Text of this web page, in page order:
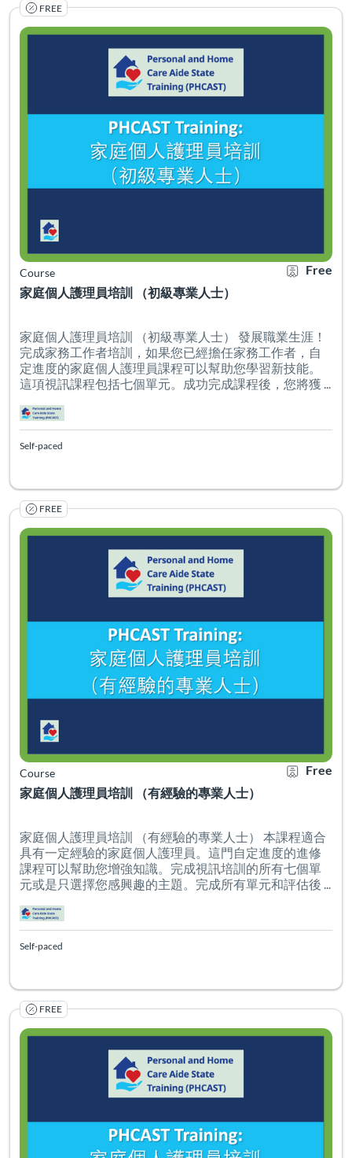
FREE
家庭個人護理員培訓 （初級專業人士）
Course
Certificate
Listing
Free
家庭個人護理員培訓 （初級專業人士） 發展職業生涯！完
家庭個人護理員培訓 （初級專業人士） 發展職業生涯！
完成家務工作者培訓，如果您已經擔任家務工作者，自
定進度的家庭個人護理員課程可以幫助您學習新技能。
這項視訊課程包括七個單元。成功完成課程後，您將獲 ...
Listing Catalog: PHCAST Chinese Mandarin Traditional
Listing Date: Self-paced
Self-paced
FREE
家庭個人護理員培訓 （有經驗的專業人士）
Course
Certificate
Listing
Free
家庭個人護理員培訓 （有經驗的專業人士） 本課程適合具
家庭個人護理員培訓 （有經驗的專業人士） 本課程適合
具有一定經驗的家庭個人護理員。這門自定進度的進修
課程可以幫助您增強知識。完成視訊培訓的所有七個單
元或是只選擇您感興趣的主題。完成所有單元和評估後 ...
Listing Catalog: PHCAST Chinese Mandarin Traditional
Listing Date: Self-paced
Self-paced
FREE Certificate
Listing
家庭個人護理員培訓 （非正式看護員） 這門自定進度的課
Listing Catalog: PHCAST Chinese Mandarin Traditional
Listing Date: Self-paced